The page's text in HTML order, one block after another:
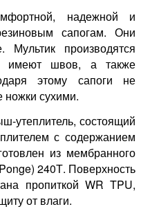
надежной и
сапогам. Они
Мультик производятся
имеют швов, а также
этому сапоги не
ножки сухими.
утеплитель, состоящий
с содержанием
из мембранного
240Т. Поверхность
пропиткой WR TPU,
от влаги.